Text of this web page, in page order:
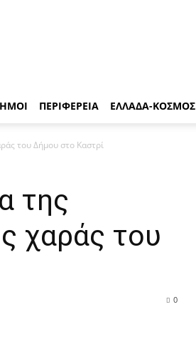
ΠΕΡΙΦΕΡΕΙΑ ΕΛΛΑΔΑ-ΚΟΣΜΟΣ
του Δήμου στο Καστρί
της
χαράς του
0